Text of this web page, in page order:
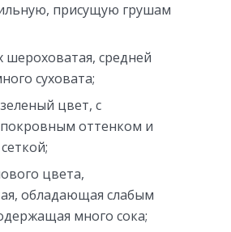
присущую грушам
шероховатая, средней
суховата;
цвет, с
оттенком и
цвета,
обладающая слабым
много сока;